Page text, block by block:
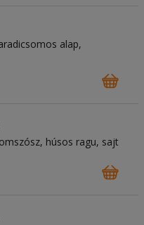
alap
húsos ragu sajt